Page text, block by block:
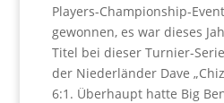
Players-Championship-
gewonnen, es war dieses
Titel bei dieser Turnier-
der Niederländer Dave
6:1. Überhaupt hatte Big